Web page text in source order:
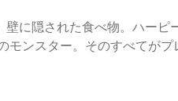
に隠された食べ物。ハーピ
ンスター。そのすべてがプ